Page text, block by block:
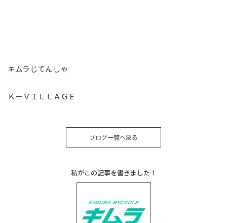
キムラじてんしゃ
Ｋ－ＶＩＬＬＡＧＥ
ブログ一覧へ戻る
私がこの記事を書きました！